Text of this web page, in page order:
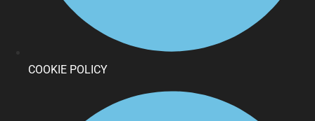
COOKIE POLICY